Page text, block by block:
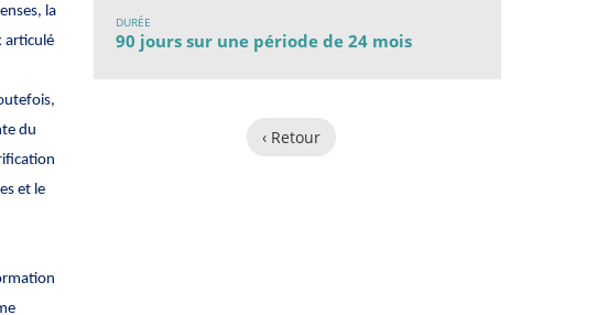
DURÉE
90 jours sur une période de 24 mois
‹ Retour
la
articulé
du
et le